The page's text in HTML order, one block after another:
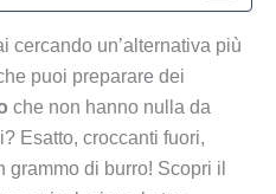
cercando un’alternativa più
puoi preparare dei
che non hanno nulla da
Esatto, croccanti fuori,
di burro! Scopri il